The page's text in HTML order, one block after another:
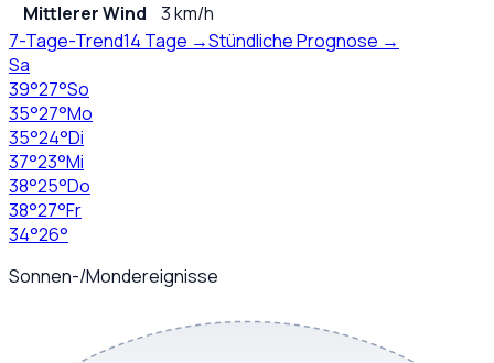
Mittlerer Wind
3 km/h
7-Tage-Trend14 Tage →Stündliche Prognose →
Sa
39°27°So
35°27°Mo
35°24°Di
37°23°Mi
38°25°Do
38°27°Fr
34°26°
Sonnen-/Mondereignisse